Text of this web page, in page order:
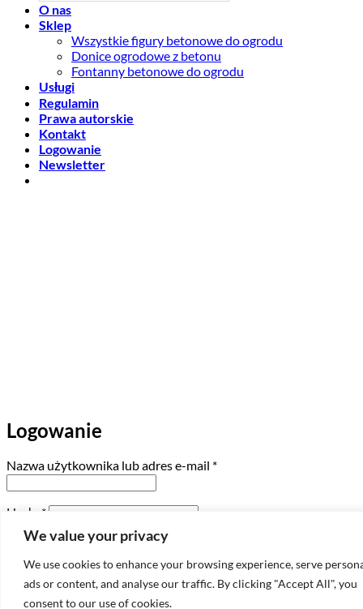
We value your privacy
We use cookies to enhance your browsing experience, serve
ads or content, and analyse our traffic. By clicking "Accept All", you
consent to our use of cookies.
O nas
Sklep
Wszystkie figury betonowe do ogrodu
Donice ogrodowe z betonu
Fontanny betonowe do ogrodu
Usługi
Regulamin
Prawa autorskie
Kontakt
Logowanie
Newsletter
Logowanie
Nazwa użytkownika lub adres e-mail *Wymagane
Hasło *Wymagane
Zapamiętaj mnie Zaloguj się